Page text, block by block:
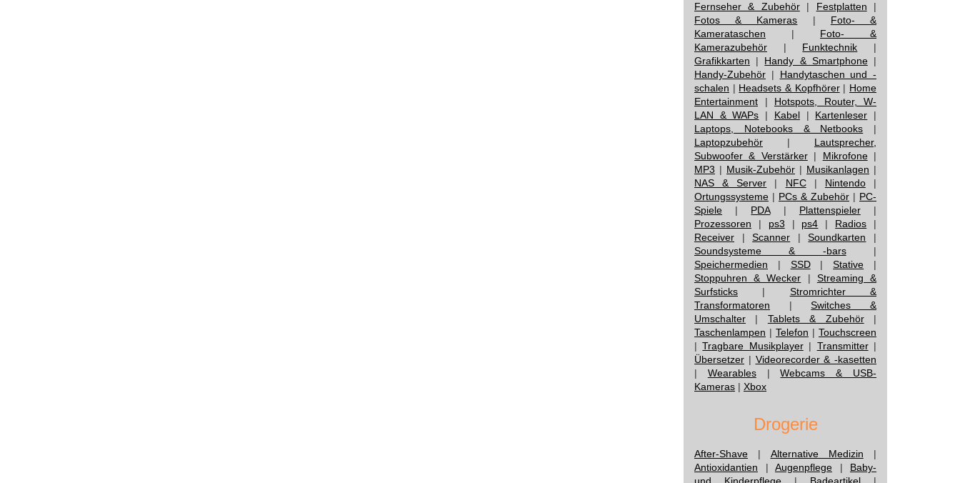
Fernseher & Zubehör| Festplatten |
Fotos & Kameras | Foto- &
Kamerataschen | Foto- &
Kamerazubehör | Funktechnik |
Grafikkarten | Handy & Smartphone|
Handy-Zubehör | Handytaschen und -
schalen | Headsets & Kopfhörer| Home
Entertainment | Hotspots, Router, W-
LAN & WAPs | Kabel| Kartenleser |
Laptops, Notebooks & Netbooks |
Laptopzubehör | Lautsprecher,
Subwoofer & Verstärker| Mikrofone|
MP3 | Musik-Zubehör | Musikanlagen |
NAS & Server | NFC| Nintendo|
Ortungssysteme | PCs & Zubehör | PC-
Spiele | PDA| Plattenspieler|
Prozessoren | ps3 | ps4 | Radios |
Receiver |Scanner |Soundkarten |
Soundsysteme & -bars|
Speichermedien | SSD|Stative |
Stoppuhren & Wecker | Streaming &
Surfsticks | Stromrichter &
Transformatoren |Switches &
Umschalter | Tablets & Zubehör|
Taschenlampen | Telefon | Touchscreen
|Tragbare Musikplayer| Transmitter|
Übersetzer | Videorecorder & -kasetten
| Wearables|Webcams & USB-
Kameras | Xbox
Drogerie
After-Shave | Alternative Medizin |
Antioxidantien | Augenpflege | Baby-